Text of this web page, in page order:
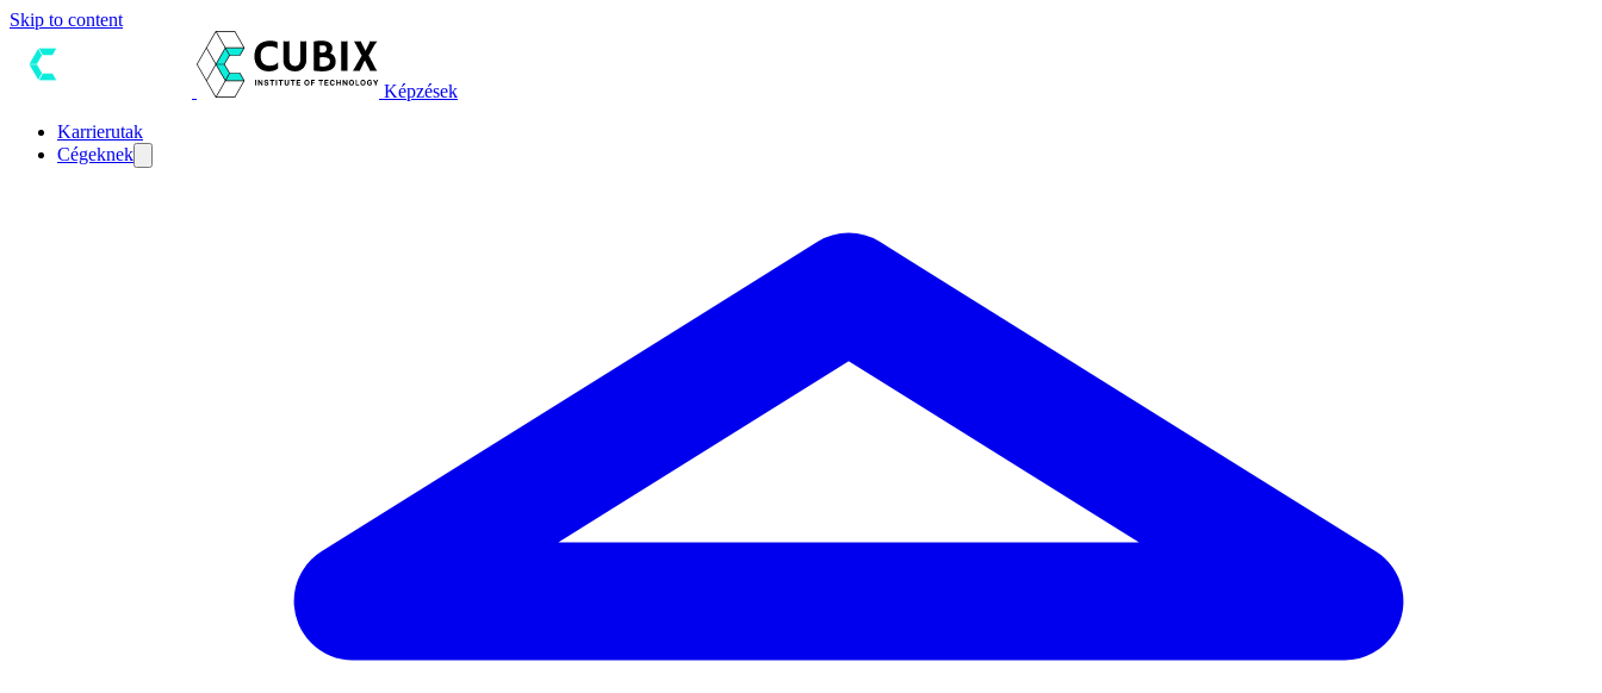
Skip to content
Képzések
Karrierutak
Cégeknek